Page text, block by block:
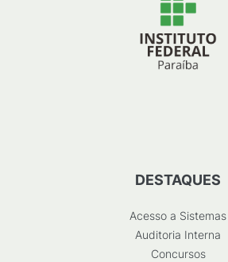
DESTAQUES
Acesso a Sistemas
Auditoria Interna
Concursos